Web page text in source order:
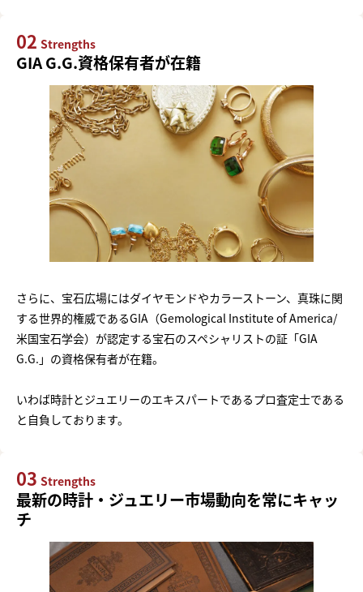
02 Strengths
GIA G.G.資格保有者が在籍
さらに、宝石広場にはダイヤモンドやカラーストーン、真珠に関
する世界的権威であるGIA（Gemological Institute of America/
米国宝石学会）が認定する宝石のスペシャリストの証「GIA
G.G.」の資格保有者が在籍。
いわば時計とジュエリーのエキスパートであるプロ査定士である
と自負しております。
03 Strengths
最新の時計・ジュエリー市場動向を常にキャッ
チ